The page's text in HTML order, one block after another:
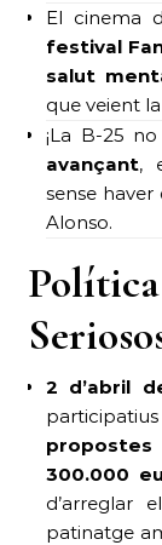
El cinema
festival
salut
que veient
¡La B-25 no
avançant,
sense
Alonso.
2 d’abril
300.000
d’arreglar
patinatge